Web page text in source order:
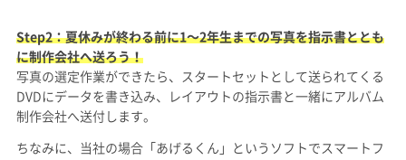
Step2：夏休みが終わる前に1〜2年生までの写真を指示書ととも
に制作会社へ送ろう！
写真の選定作業ができたら、スタートセットとして送られてくる
DVDにデータを書き込み、レイアウトの指示書と一緒にアルバム
制作会社へ送付します。
ちなみに、当社の場合「あげるくん」というソフトでスマートフ